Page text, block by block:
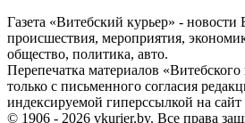
Газета «Витебский курьер» - новости
происшествия, мероприятия,
общество, политика, авто.
Перепечатка материалов
только с письменного согласия
индексируемой гиперссылкой на сайт
© 1906 - 2026 vkurier.by. Все права